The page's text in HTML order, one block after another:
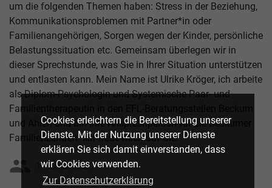
Cookies erleichtern die Bereitstellung unserer
Dienste. Mit der Nutzung unserer Dienste
erklären Sie sich damit einverstanden, dass
wir Cookies verwenden.
Zur Datenschutzerklärung
um die folgenden Themen haben: Stress in der Beziehung,
Kommunikationsproblemen mit Partner*in oder
Familienangehörigen, Sorgen wegen der Kinder, persönliche
Belastungssituation etc. Gemeinsam überlegen wir in
dieser Sprechstunde, was Sie in Ihrer Situation unterstützen
und entlasten kann. Mein Name ist Ulrike Kröger, ich arbeite
als Diplom-Psychologin und Systemische Paar- und
Familientherapeutin in den EFL-Beratungsstellen Beckum
und Ahlen und bin Ihre Ansprechperson für die Beckumer
Familienzentren. Ich freue mich auf Sie!
group 1 Teilnehmer